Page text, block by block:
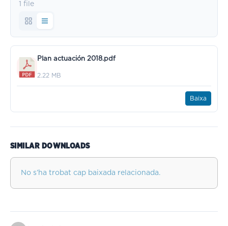
1 file
Plan actuación 2018.pdf
2.22 MB
Baixa
SIMILAR DOWNLOADS
No s’ha trobat cap baixada relacionada.